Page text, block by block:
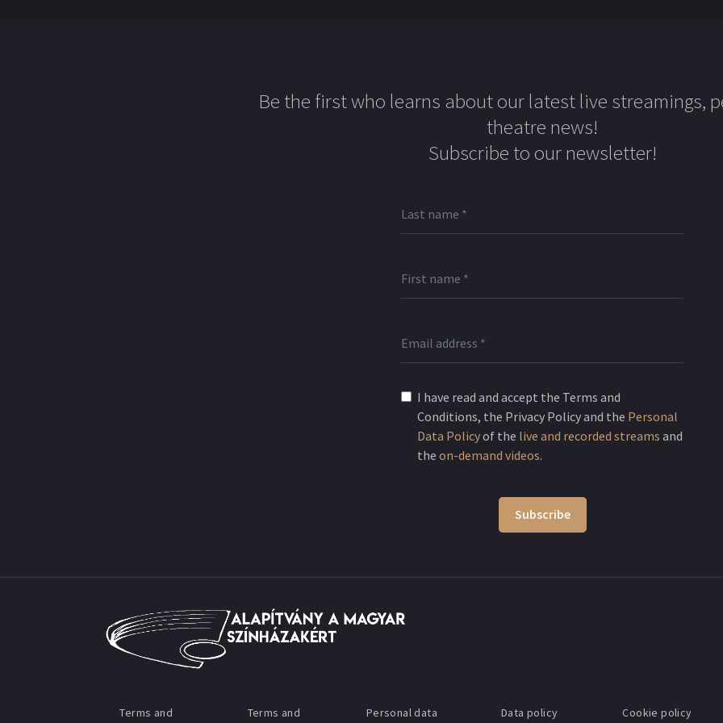
Be the first who learns about our latest live streamings,
theatre news!
Subscribe to our newsletter!
I have read and accept the Terms and
Conditions, the Privacy Policy and the Personal
Data Policyof the live and recorded streams and
the on-demand videos.
Subscribe
Terms and Terms and Personal data Data policy Cookie policy